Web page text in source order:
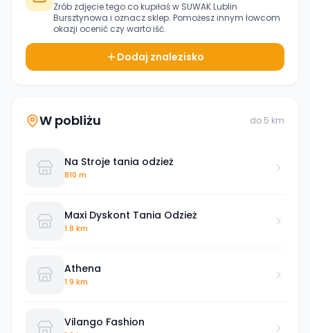
Zrób zdjęcie tego co kupiłaś w SUWAK Lublin
Bursztynowa i oznacz sklep. Pomożesz innym łowcom
okazji ocenić czy warto iść.
Dodaj znalezisko
W pobliżu do 5 km
Na Stroje tania odzież
810 m
Maxi Dyskont Tania Odzież
1.8 km
Athena
1.9 km
Vilango Fashion